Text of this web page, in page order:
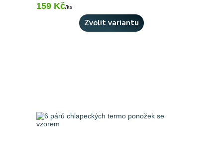
159 Kč/ks
Zvolit variantu